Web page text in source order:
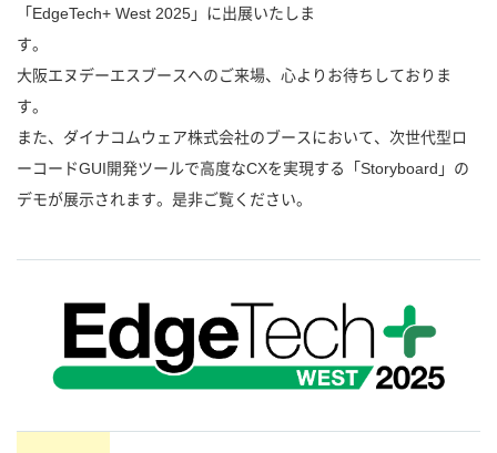
「EdgeTech+ West 2025」に出展いたしま
す
大阪エヌデーエスブースへのご来場、心よりお待ちしておりま
す。
また、ダイナコムウェア株式会社のブースにおいて、次世代型ロ
ーコードGUI開発ツールで高度なCXを実現する「Storyboard」の
デモが展示されます。是非ご覧ください。